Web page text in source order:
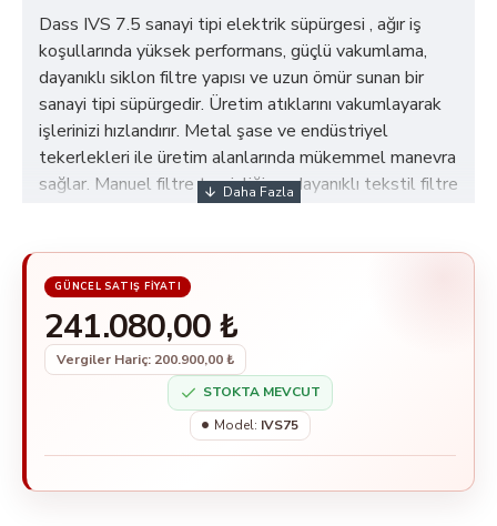
Dass IVS 7.5 sanayi tipi elektrik süpürgesi , ağır iş
koşullarında yüksek performans, güçlü vakumlama,
dayanıklı siklon filtre yapısı ve uzun ömür sunan bir
sanayi tipi süpürgedir. Üretim atıklarını vakumlayarak
işlerinizi hızlandırır. Metal şase ve endüstriyel
tekerlekleri ile üretim alanlarında mükemmel manevra
sağlar. Manuel filtre temizliği ve dayanıklı tekstil filtre
ile uzun vadeli kullanım sağlar. Yerli üretim, yedek
241.080,00 ₺
Vergiler Hariç: 200.900,00 ₺
STOKTA MEVCUT
Model: IVS75